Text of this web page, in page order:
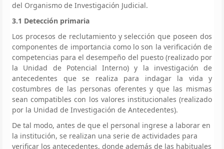
del Organismo de Investigación Judicial.
3.1 Detección primaria
Los procesos de reclutamiento y selección que poseen dos
componentes de importancia como lo son la verificación de
competencias para el desempeño del puesto (realizado por
la Unidad de Potencial Interno) y la investigación de
antecedentes que se realiza para indagar la vida y
costumbres de las personas oferentes y que las mismas
sean compatibles con los valores institucionales (realizado
por la Unidad de Investigación de Antecedentes).
De tal modo, antes de que el personal ingrese a laborar en
la institución, se realizan una serie de actividades para
verificar los antecedentes, donde además de las habituales